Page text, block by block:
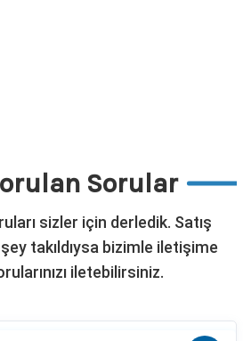
Sorular
sizler için derledik. Satış
takıldıysa bizimle iletişime
iletebilirsiniz.